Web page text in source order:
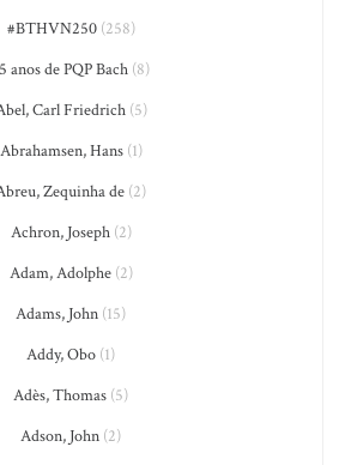
#BTHVN250(258)
anos de PQP Bach(8)
Carl Friedrich(5)
Abrahamsen, Hans(1)
Zequinha de (2)
Achron, Joseph(2)
Adam, Adolphe(2)
Adams, John (15)
Addy, Obo (1)
Adès, Thomas (5)
Adson, John (2)